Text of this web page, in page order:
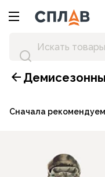
Сначала